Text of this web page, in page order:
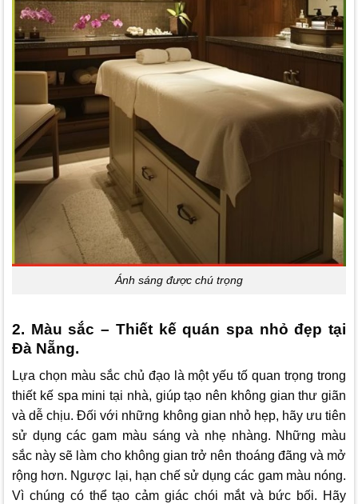
Ánh sáng được chú trọng
2. Màu sắc – Thiết kế quán spa nhỏ đẹp tại
Đà Nẵng.
Lựa chọn màu sắc chủ đạo là một yếu tố quan trọng trong
thiết kế spa mini tại nhà, giúp tạo nên không gian thư giãn
và dễ chịu. Đối với những không gian nhỏ hẹp, hãy ưu tiên
sử dụng các gam màu sáng và nhẹ nhàng. Những màu
sắc này sẽ làm cho không gian trở nên thoáng đãng và mở
rộng hơn. Ngược lại, hạn chế sử dụng các gam màu nóng.
Vì chúng có thể tạo cảm giác chói mắt và bức bối. Hãy